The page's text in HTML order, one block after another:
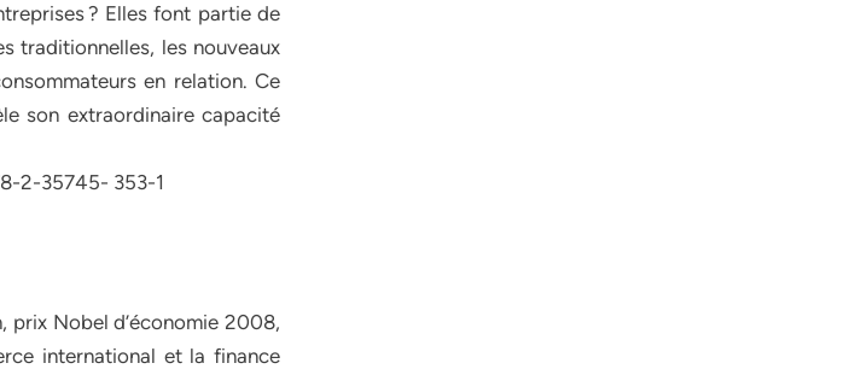
? Elles font partie de
traditionnelles, les nouveaux
en relation. Ce
son extraordinaire capacité
2-35745- 353-1
prix Nobel d’économie 2008,
international et la finance